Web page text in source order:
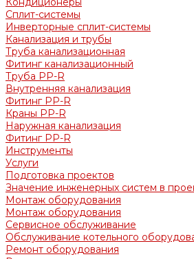
Сплит-системы
Инверторные сплит-системы
Канализация и трубы
Труба канализационная
Фитинг канализационный
Труба PP-R
Внутренняя канализация
Фитинг PP-R
Краны PP-R
Наружная канализация
Фитинг PP-R
Инструменты
Услуги
Подготовка проектов
Значение инженерных систем в
Монтаж оборудования
Монтаж оборудования
Сервисное обслуживание
Обслуживание котельного
Ремонт оборудования